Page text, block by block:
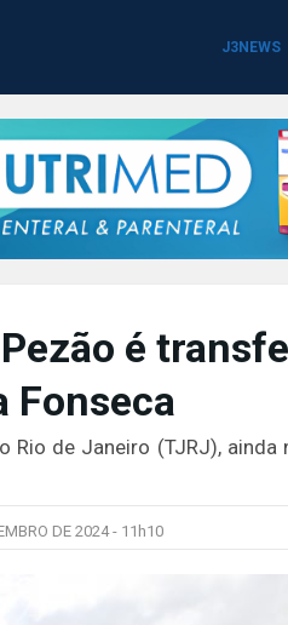
J3NEWS
é
Fonseca
Rio de Janeiro (TJRJ),
DE 2024 - 11h10